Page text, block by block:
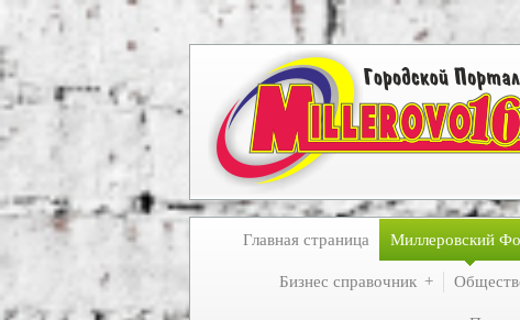
Главная страница Миллеровский
Бизнес справочник